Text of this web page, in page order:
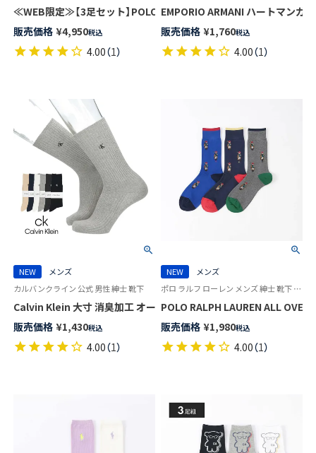
≪WEB限定≫【3足セット】POLO RALPH LAUREN PRE SPRING
販売価格 ¥4,950税込
4.00（1）
EMPORIO ARMANI ハートマンガ
販売価格 ¥1,760税込
4.00（1）
NEW
メンズ
カルバンクライン 公式 男性 紳士 靴下
Calvin Klein 大寸 消臭加工 オーガニックコットン混 ワンポイント
販売価格 ¥1,430税込
4.00（1）
NEW
メンズ
ポロ ラルフ ローレン メンズ 紳士 靴下 カジュアル 26SS
POLO RALPH LAUREN ALL
販売価格 ¥1,980税込
4.00（1）